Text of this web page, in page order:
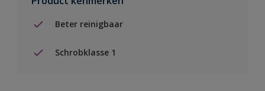
Beter reinigbaar
Schrobklasse 1